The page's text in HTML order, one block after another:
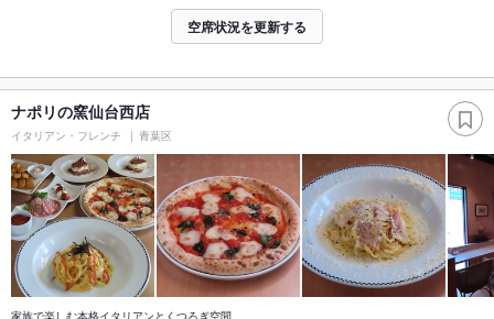
空席状況を更新する
ナポリの窯仙台西店
イタリアン・フレンチ 青葉区